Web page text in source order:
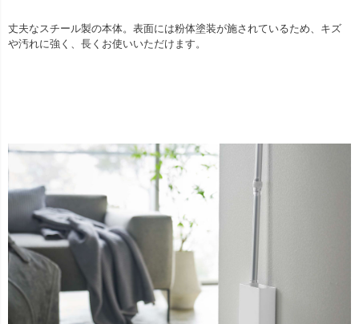
丈夫なスチール製の本体。表面には粉体塗装が施されているため、キズ
や汚れに強く、長くお使いいただけます。